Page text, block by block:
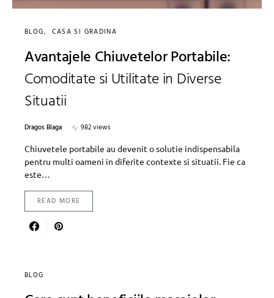
BLOG CASA SI GRADINA
Avantajele Chiuvetelor Portabile:
Comoditate si Utilitate in Diverse
Situatii
Dragos Blaga
982 views
Chiuvetele portabile au devenit o solutie indispensabila
pentru multi oameni in diferite contexte si situatii. Fie ca
este…
READ MORE
BLOG